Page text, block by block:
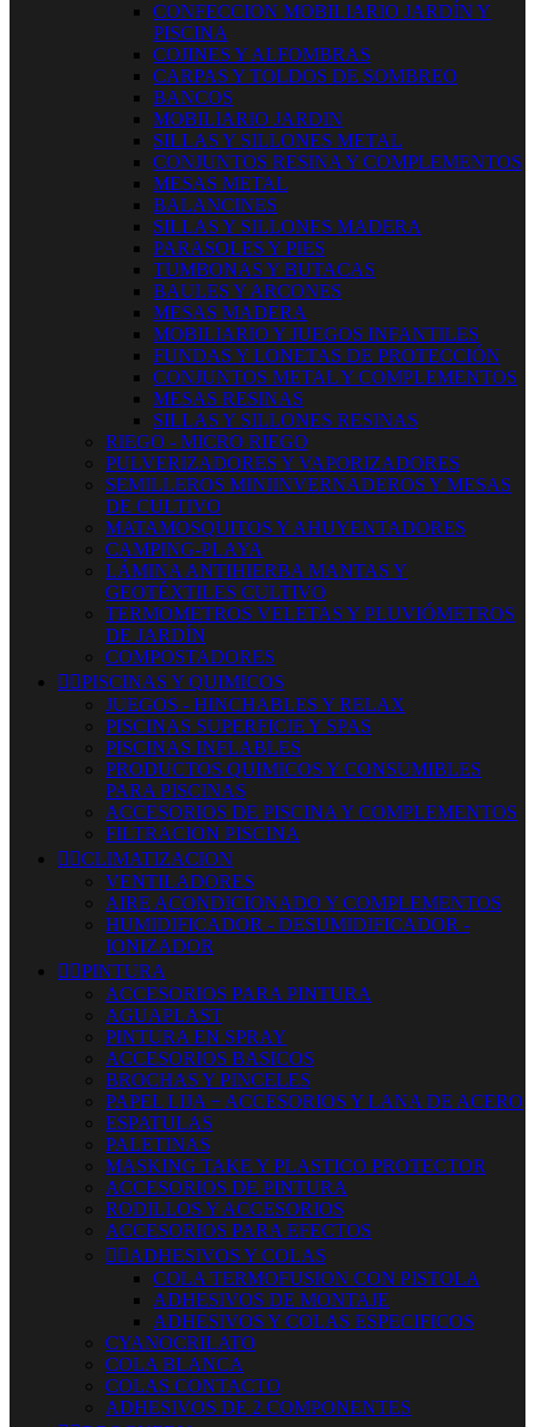
CONFECCION MOBILIARIO JARDÍN Y
PISCINA
COJINES Y ALFOMBRAS
CARPAS Y TOLDOS DE SOMBREO
BANCOS
MOBILIARIO JARDIN
SILLAS Y SILLONES METAL
CONJUNTOS RESINA Y COMPLEMENTOS
MESAS METAL
BALANCINES
SILLAS Y SILLONES MADERA
PARASOLES Y PIES
TUMBONAS Y BUTACAS
BAULES Y ARCONES
MESAS MADERA
MOBILIARIO Y JUEGOS INFANTILES
FUNDAS Y LONETAS DE PROTECCIÓN
CONJUNTOS METAL Y COMPLEMENTOS
MESAS RESINAS
SILLAS Y SILLONES RESINAS
RIEGO - MICRO RIEGO
PULVERIZADORES Y VAPORIZADORES
SEMILLEROS MINIINVERNADEROS Y MESAS
DE CULTIVO
MATAMOSQUITOS Y AHUYENTADORES
CAMPING-PLAYA
LÁMINA ANTIHIERBA MANTAS Y
GEOTÉXTILES CULTIVO
TERMOMETROS VELETAS Y PLUVIÓMETROS
DE JARDÍN
COMPOSTADORES
 PISCINAS Y QUIMICOS
JUEGOS - HINCHABLES Y RELAX
PISCINAS SUPERFICIE Y SPAS
PISCINAS INFLABLES
PRODUCTOS QUIMICOS Y CONSUMIBLES
PARA PISCINAS
ACCESORIOS DE PISCINA Y COMPLEMENTOS
FILTRACION PISCINA
 CLIMATIZACION
VENTILADORES
AIRE ACONDICIONADO Y COMPLEMENTOS
HUMIDIFICADOR - DESUMIDIFICADOR -
IONIZADOR
 PINTURA
ACCESORIOS PARA PINTURA
AGUAPLAST
PINTURA EN SPRAY
ACCESORIOS BASICOS
BROCHAS Y PINCELES
PAPEL LIJA + ACCESORIOS Y LANA DE ACERO
ESPATULAS
PALETINAS
MASKING TAKE Y PLASTICO PROTECTOR
ACCESORIOS DE PINTURA
RODILLOS Y ACCESORIOS
ACCESORIOS PARA EFECTOS
 ADHESIVOS Y COLAS
COLA TERMOFUSION CON PISTOLA
ADHESIVOS DE MONTAJE
ADHESIVOS Y COLAS ESPECIFICOS
CYANOCRILATO
COLA BLANCA
COLAS CONTACTO
ADHESIVOS DE 2 COMPONENTES